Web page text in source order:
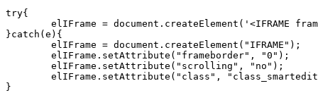
try{
}catch(e){
}